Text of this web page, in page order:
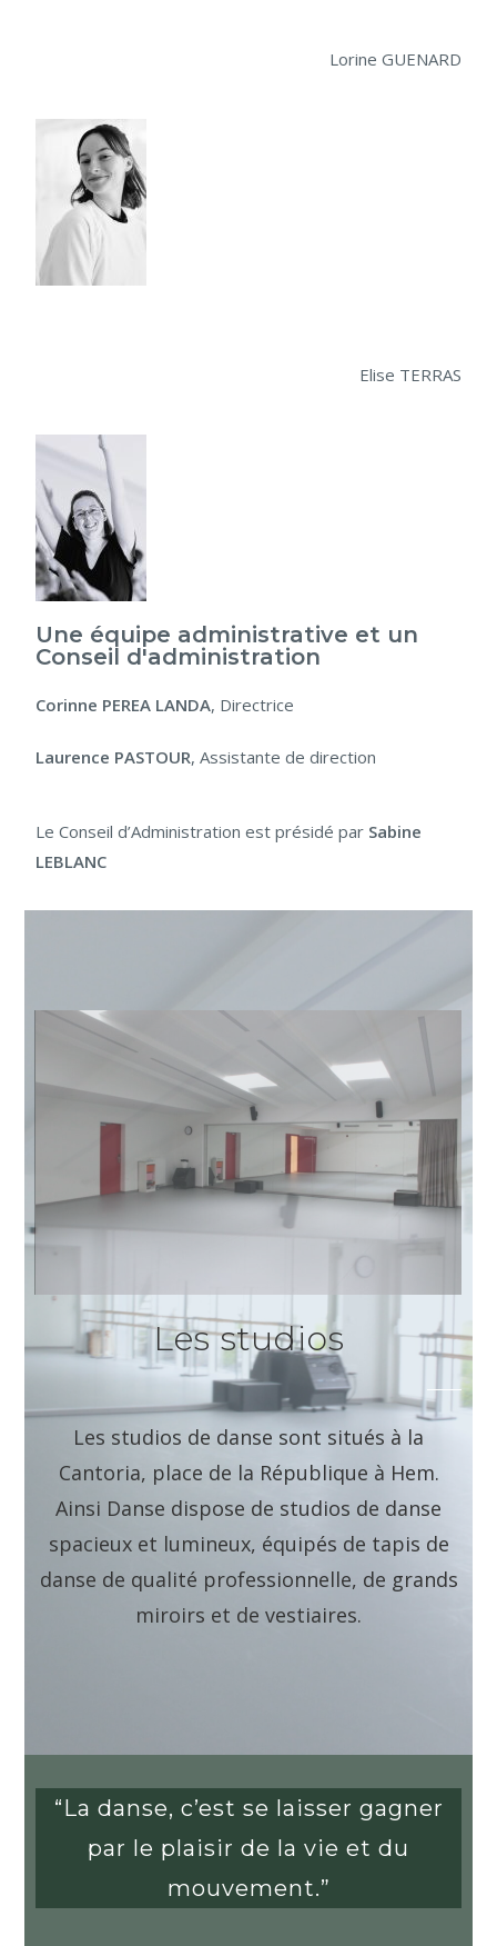
Lorine GUENARD
Elise TERRAS
Une équipe administrative et un
Conseil d'administration
Corinne PEREA LANDA, Directrice
Laurence PASTOUR, Assistante de direction
Le Conseil d’Administration est présidé par Sabine
LEBLANC
Les studios
Les studios de danse sont situés à la
Cantoria, place de la République à Hem.
Ainsi Danse dispose de studios de danse
spacieux et lumineux, équipés de tapis de
danse de qualité professionnelle, de grands
miroirs et de vestiaires.
“La danse, c’est se laisser gagner
par le plaisir de la vie et du
mouvement.”